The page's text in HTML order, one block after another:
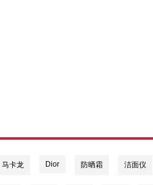
马卡龙 Dior 防晒霜 洁面仪